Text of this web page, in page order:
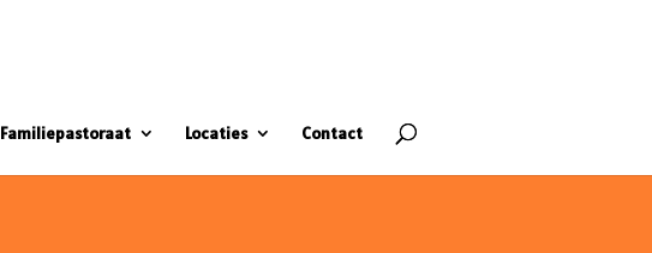
Familiepastoraat Locaties Contact